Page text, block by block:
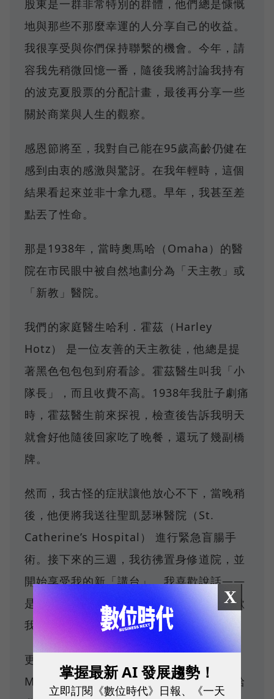
股東是一群非常特別的群體，他們總是慷慨
地與那些不那麼幸運的人分享自己的收益。
我很享受與你們保持聯繫的機會。今年，請
容我先稍微回憶一番，隨後我將討論我持有
的波克夏股票的分配計畫，最後再分享一些
關於商業與人生的觀察。
感恩節將至，我對自己能在95歲高齡仍健在
感到由衷的感激與驚訝。在我年輕時，這個
結果看起來並非十拿九穩。早年，我甚至差
點丟了性命。
那是1938年，當時奧馬哈（Omaha）的醫
院在市民眼中被自然地劃分為「天主教」或
「新教」醫院。
我們的家庭醫生哈利．霍茲（Harley
Hotz） 是一位友善的天主教徒，他總是提
著黑色包包包到府看診。霍茲醫生叫我「小
隊長」，而且收費不高。1938年我肚子劇痛
時，霍茲醫生前來探視，檢查後告訴我明天
就會好他隨後回家吃了晚餐，還玩了幾副橋
牌。
然而，我古怪的症狀讓他放心不下，當晚稍
後，他便將我送往聖凱瑟琳醫院（St.
Catherine’s Hospital） 進行緊急盲腸手
術。接下來的三週，我彷彿置身修道院，並
開始享受我的新「講台」。我喜歡說話——
是的，那時候就如此——而修女們也很喜歡
我。
更棒的是，我三年級的老師馬德森（Miss
Madsen），要求班上30位同學都寫封信給
X
掌握最新 AI 發展趨勢！
立即訂閱《數位時代》日報、《一天